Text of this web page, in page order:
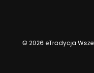
© 2026 eTradycja